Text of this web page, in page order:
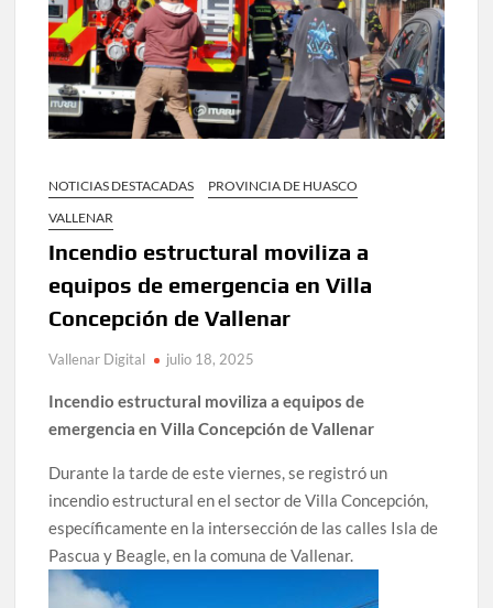
NOTICIAS DESTACADAS
PROVINCIA DE HUASCO
VALLENAR
Incendio estructural moviliza a
equipos de emergencia en Villa
Concepción de Vallenar
Vallenar Digital julio 18, 2025
Incendio estructural moviliza a equipos de
emergencia en Villa Concepción de Vallenar
Durante la tarde de este viernes, se registró un
incendio estructural en el sector de Villa Concepción,
específicamente en la intersección de las calles Isla de
Pascua y Beagle, en la comuna de Vallenar.